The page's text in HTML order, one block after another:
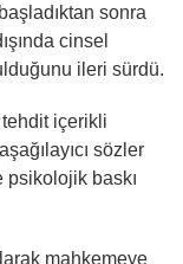
sonra
cinsel
ileri sürdü.
içerikli
sözler
baskı
mahkemeye